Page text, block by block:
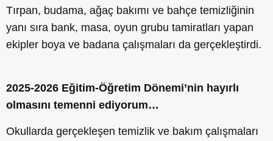
Tırpan, budama, ağaç bakımı ve bahçe temizliğinin
yanı sıra bank, masa, oyun grubu tamiratları yapan
ekipler boya ve badana çalışmaları da gerçekleştirdi.
2025-2026 Eğitim-Öğretim Dönemi’nin hayırlı
olmasını temenni ediyorum…
Okullarda gerçekleşen temizlik ve bakım çalışmaları